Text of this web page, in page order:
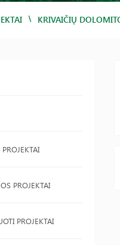
/ KRIVAIČIŲ
PROJEKTAI
PROJEKTAI